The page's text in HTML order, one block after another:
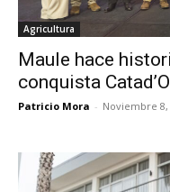
Agricultura
Maule hace
conquista
Patricio Mora - Noviembre 8,